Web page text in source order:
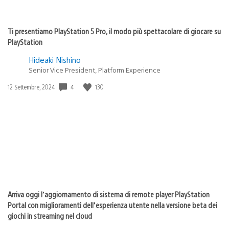
Ti presentiamo PlayStation 5 Pro, il modo più spettacolare di giocare su
PlayStation
Hideaki Nishino
Senior Vice President, Platform Experience
Data
12 Settembre, 2024 4 130
Arriva oggi l’aggiornamento di sistema di remote player PlayStation
Portal con miglioramenti dell’esperienza utente nella versione beta dei
giochi in streaming nel cloud